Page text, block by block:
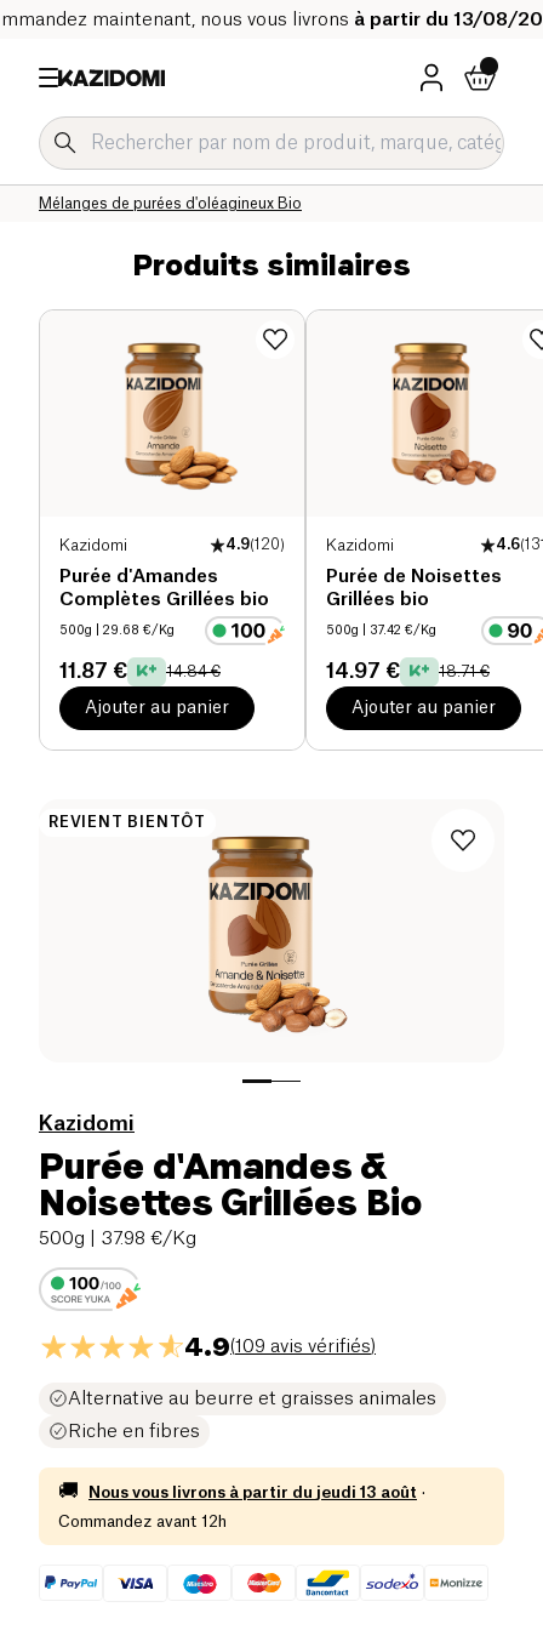
maintenant, nous vous livrons à partir du 13/08/
Mélanges de purées d'oléagineux Bio
Purées d'oléagineux Bio
Pâte à tartiner et purées oléagineux Bio
Epicerie sucrée Bio
Notre catalogue bio
Accueil
Produits similaires
Kazidomi 4.9(120)
Purée d'Amandes
Complètes Grillées bio
500g | 29.68 €/Kg
11.87 € 14.84 €
Ajouter au panier
Kazidomi 4.6(
Purée de Noisettes
Grillées bio
500g | 37.42 €/Kg
14.97 € 18.71 €
Ajouter au panier
REVIENT BIENTÔT
Kazidomi
Purée d'Amandes &
Noisettes Grillées Bio
500g | 37.98 €/Kg
4.9(109 avis vérifiés)
Alternative au beurre et graisses animales
Riche en fibres
🚚 Nous vous livrons à partir du jeudi 13 août ·
Commandez avant 12h